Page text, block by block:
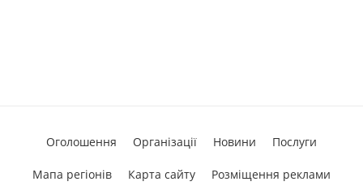
Оголошення Організації Новини Послуги
Мапа регіонів Карта сайту Розміщення реклами